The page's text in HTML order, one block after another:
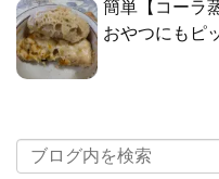
簡単【コーラ
おやつにもピ